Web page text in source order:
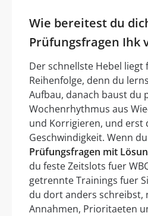
Wie bereitest du
Prüfungsfragen Ihk
Der schnellste Hebel
Reihenfolge, denn du
Aufbau, danach baust du
Wochenrhythmus aus
und Korrigieren, und erst
Geschwindigkeit. Wenn
Prüfungsfragen mit
du feste Zeitslots fuer
getrennte Trainings fuer
du dort anders schreibst,
Annahmen, Prioritaeten